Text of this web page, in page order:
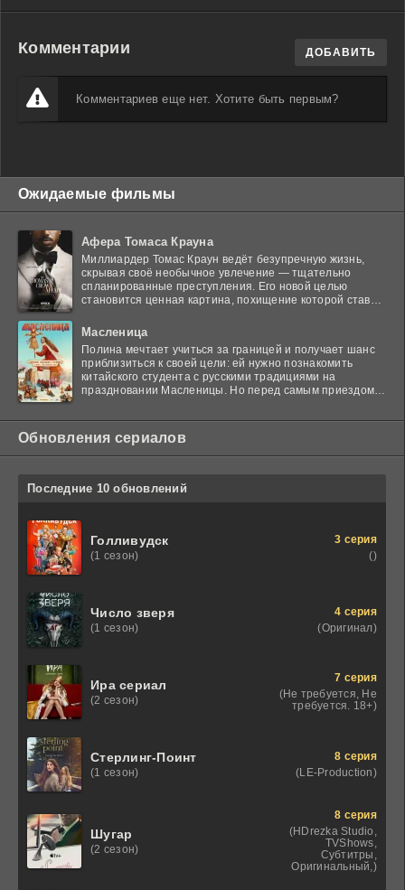
Комментарии ДОБАВИТЬ
Комментариев еще нет. Хотите быть первым?
Ожидаемые фильмы
Афера Томаса Крауна
Миллиардер Томас Краун ведёт безупречную жизнь,
скрывая своё необычное увлечение — тщательно
спланированные преступления. Его новой целью
становится ценная картина, похищение которой ставит
Масленица
Полина мечтает учиться за границей и получает шанс
приблизиться к своей цели: ей нужно познакомить
китайского студента с русскими традициями на
праздновании Масленицы. Но перед самым приездом
Обновления сериалов
Последние 10 обновлений
Голливудск
(1 сезон)
3 серия
()
Число зверя
(1 сезон)
4 серия
(Оригинал)
Ира сериал
(2 сезон)
7 серия
(Не требуется, Не
требуется. 18+)
Стерлинг-Поинт
(1 сезон)
8 серия
(LE-Production)
Шугар
(2 сезон)
8 серия
(HDrezka Studio,
TVShows,
Субтитры,
Оригинальный,)